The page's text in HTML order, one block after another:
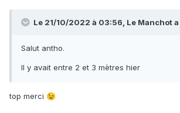
Le 21/10/2022 à 03:56, Le Manchot
Salut antho.
Il y avait entre 2 et 3 mètres hier
top merci 😉